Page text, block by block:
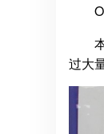
过大